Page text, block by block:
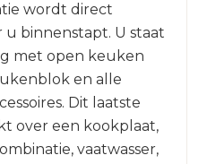
wordt direct
binnenstapt. U staat
met open keuken
en alle
Dit laatste
over een kookplaat,
vaatwasser,